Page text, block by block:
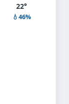
22°
💧46%